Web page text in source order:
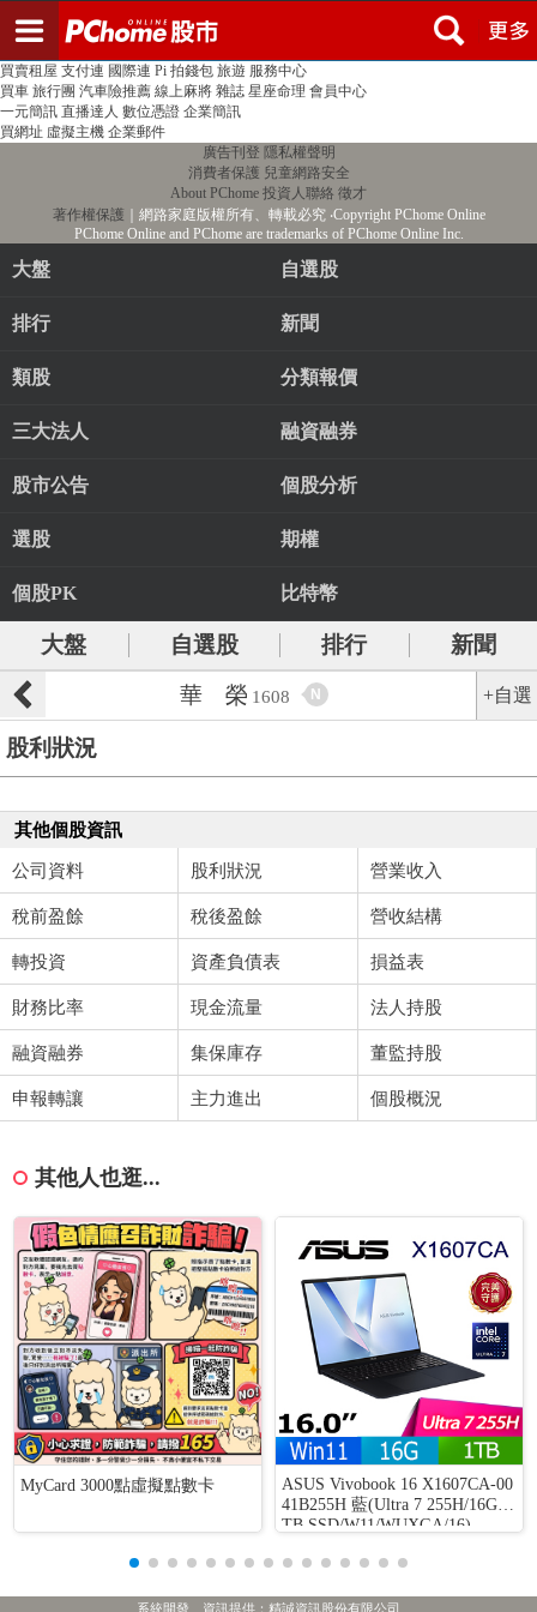
PChome首頁 線上購物 24h購物 書店
買賣租屋 支付連 國際連 Pi 拍錢包 旅遊 服務中心
買車 旅行團 汽車險推薦 線上麻將 雜誌 星座命理 會員中心
一元簡訊 直播達人 數位憑證 企業簡訊
買網址 虛擬主機 企業郵件
廣告刊登 隱私權聲明
消費者保護 兒童網路安全
About PChome 投資人聯絡 徵才
著作權保護 ｜網路家庭版權所有、轉載必究‧Copyright PChome Online
PChome Online and PChome are trademarks of PChome Online Inc.
大盤 自選股
排行 新聞
類股 分類報價
三大法人 融資融券
股市公告 個股分析
選股 期權
個股PK 比特幣
大盤 自選股 排行
新聞
華 榮 1608 N +自選
股利狀況
其他個股資訊
公司資料 股利狀況 營業收入
稅前盈餘 稅後盈餘 營收結構
轉投資 資產負債表 損益表
財務比率 現金流量 法人持股
融資融券 集保庫存 董監持股
申報轉讓 主力進出 個股概況
其他人也逛...
MyCard 3000點虛擬點數卡
ASUS Vivobook 16 X1607CA-00
41B255H 藍(Ultra 7 255H/16G/1
TB SSD/W11/WUXGA/16)
系統開發、資訊提供：精誠資訊股份有限公司